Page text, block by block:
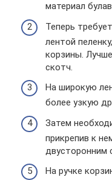
материал
Теперь
лентой
корзины.
скотч.
На широкую
более узкую
Затем
прикрепив к
двусторонним
На ручке